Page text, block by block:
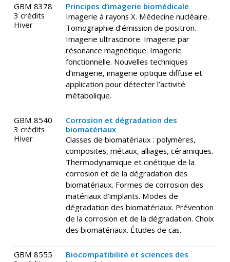
GBM 8378
3 crédits
Hiver
Principes d’imagerie biomédicale
Imagerie à rayons X. Médecine nucléaire.
Tomographie d’émission de positron.
Imagerie ultrasonore. Imagerie par
résonance magnétique. Imagerie
fonctionnelle. Nouvelles techniques
d’imagerie, imagerie optique diffuse et
application pour détecter l’activité
métabolique.
GBM 8540
3 crédits
Hiver
Corrosion et dégradation des
biomatériaux
Classes de biomatériaux : polymères,
composites, métaux, alliages, céramiques.
Thermodynamique et cinétique de la
corrosion et de la dégradation des
biomatériaux. Formes de corrosion des
matériaux d’implants. Modes de
dégradation des biomatériaux. Prévention
de la corrosion et de la dégradation. Choix
des biomatériaux. Études de cas.
GBM 8555
Biocompatibilité et sciences des